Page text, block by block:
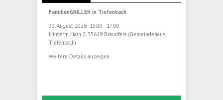
FamilienGRILLEN in Tiefenbach
30. August 2026 15:00 - 17:00
Hinterm Hain 2, 35619 Braunfels (Gemeindehaus
Tiefenbach)
Weitere Details anzeigen